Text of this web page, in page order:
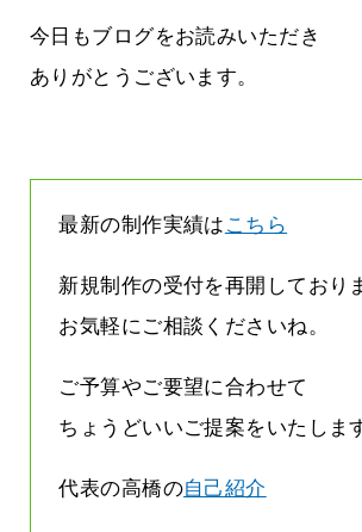
今日もブログをお読みいただき
ありがとうございます。
最新の制作実績は こちら
新規制作の受付を再開しており
お気軽にご相談くださいね。
ご予算やご要望に合わせて
ちょうどいいご提案をいたしま
代表の高橋の自己紹介